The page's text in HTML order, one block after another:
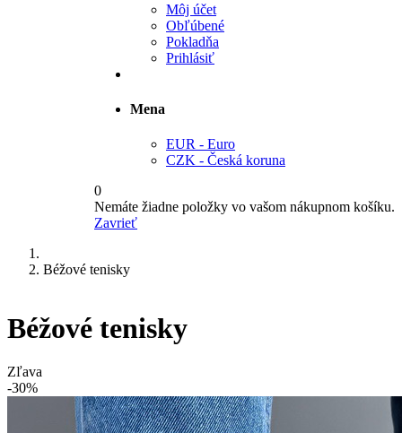
Môj účet
Obľúbené
Pokladňa
Prihlásiť
Mena
EUR - Euro
CZK - Česká koruna
0
Nemáte žiadne položky vo vašom nákupnom košíku.
Zavrieť
Béžové tenisky
Béžové tenisky
Zľava
-30%